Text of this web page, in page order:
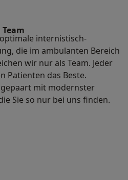
internistisch-
die im ambulanten Bereich
wir nur als Team. Jeder
Patienten das Beste.
mit modernster
Sie so nur bei uns finden.